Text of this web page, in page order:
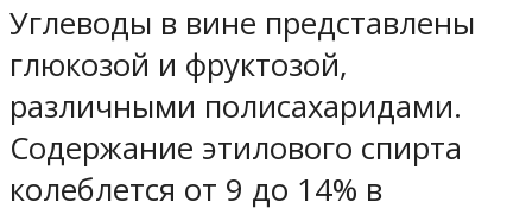
Углеводы в вине представлены
глюкозой и фруктозой,
различными полисахаридами.
Содержание этилового спирта
колеблется от 9 до 14% в